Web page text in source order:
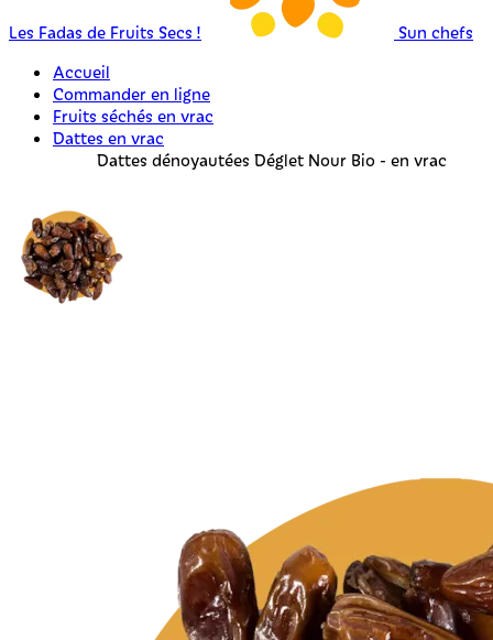
Les Fadas de Fruits Secs !
Sun chefs
Accueil
Commander en ligne
Fruits séchés en vrac
Dattes en vrac
Dattes dénoyautées Déglet Nour Bio - en vrac